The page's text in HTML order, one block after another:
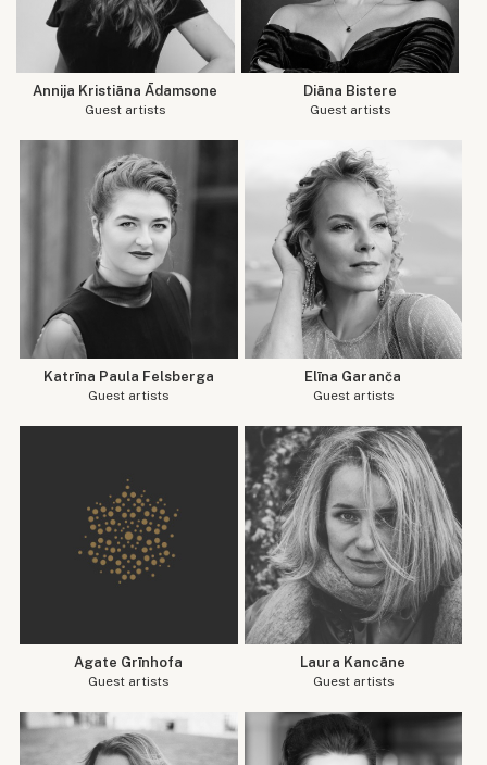
Annija Kristiāna Ādamsone
Guest artists
Diāna Bistere
Guest artists
Katrīna Paula Felsberga
Guest artists
Elīna Garanča
Guest artists
Agate Grīnhofa
Guest artists
Laura Kancāne
Guest artists